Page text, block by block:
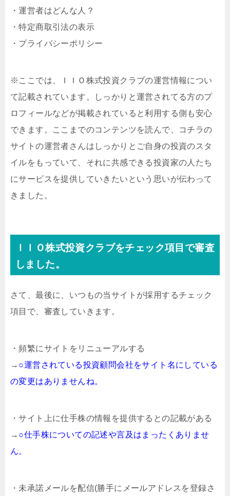
・運営者はどんな人？
・特定商取引法の表示
・プライバシーポリシー
※ここでは、ＩＩＯ株式投資クラブの運営情報につい
て記載されています。しっかりと運営されてる方のプ
ロフィールなどが掲載されていると利用する側も安心
できます。ここまでのコンテンツを読んで、コチラの
サイトの運営者さんはしっかりとご自身の投資のスタ
イルをもっていて、それに共感できる投資家の人たち
にサービスを提供していきたいという思いが伝わって
きました。
ＩＩＯ株式投資クラブをチェック項目で審査
しました。
さて、最後に、いつもの当サイトが採用するチェック
項目で、審査していきます。
・頻繁にサイトをリニューアルする
→ ○運営されている投資顧問会社をサイト名にしている
の変更はありませんね。
・サイト上に仕手株の情報を提供するとの記載がある
→ ○仕手株についての記述や言及はまったくありませ
ん。
・未承諾メールを配信(勝手にメールアドレスを登録さ